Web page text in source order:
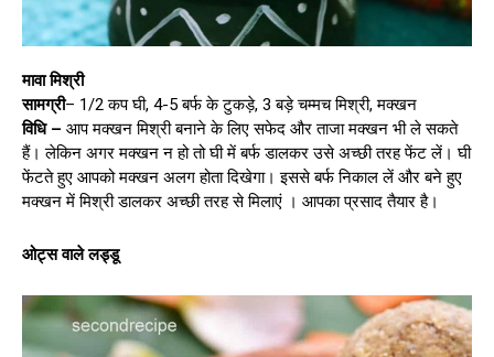
मावा मिश्री
सामग्री– 1/2 कप घी, 4-5 बर्फ के टुकड़े, 3 बड़े चम्मच मिश्री, मक्खन
विधि – आप मक्खन मिश्री बनाने के लिए सफेद और ताजा मक्खन भी ले सकते
हैं। लेकिन अगर मक्खन न हो तो घी में बर्फ डालकर उसे अच्छी तरह फेंट लें। घी
फेंटते हुए आपको मक्खन अलग होता दिखेगा। इससे बर्फ निकाल लें और बने हुए
मक्खन में मिश्री डालकर अच्छी तरह से मिलाएं । आपका प्रसाद तैयार है।
ओट्स वाले लड्डू